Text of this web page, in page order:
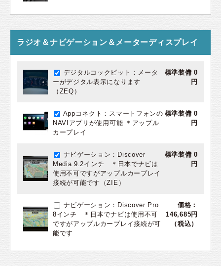
ラジオ＆ナビゲーション＆メーターディスプレイ
デジタルコックピット：メータ
ーがデジタル表示になります
（ZEQ）
標準装備 0
円
Appコネクト：スマートフォンの
NAVIアプリが使用可能 ＊アップル
カープレイ
標準装備 0
円
ナビゲーション：Discover
Media 9.2インチ ＊日本でナビは
使用不可ですがアップルカープレイ
接続が可能です（ZIE）
標準装備 0
円
ナビゲーション：Discover Pro
8インチ ＊日本でナビは使用不可
ですがアップルカープレイ接続が可
能です
価格：
146,685円
（税込）